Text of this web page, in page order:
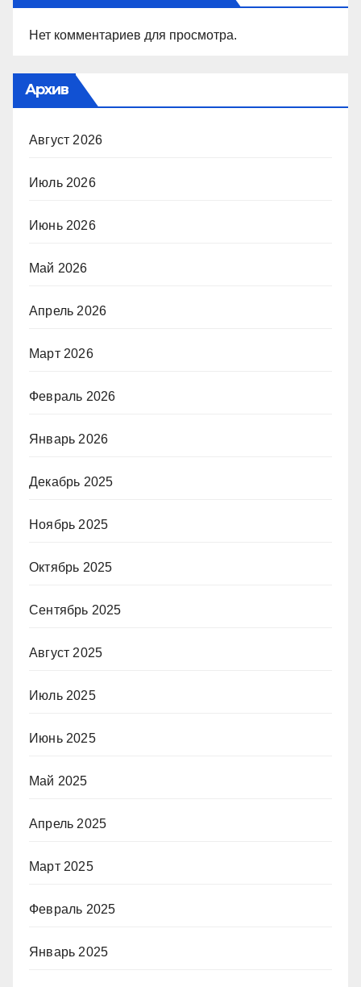
Нет комментариев для просмотра.
Архив
Август 2026
Июль 2026
Июнь 2026
Май 2026
Апрель 2026
Март 2026
Февраль 2026
Январь 2026
Декабрь 2025
Ноябрь 2025
Октябрь 2025
Сентябрь 2025
Август 2025
Июль 2025
Июнь 2025
Май 2025
Апрель 2025
Март 2025
Февраль 2025
Январь 2025